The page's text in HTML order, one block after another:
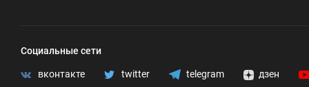
Социальные сети
вконтакте twitter telegram дзен